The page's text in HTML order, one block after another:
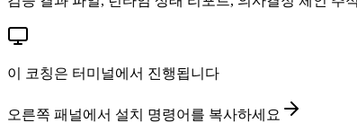
이 코칭은 터미널에서 진행됩니다
오른쪽 패널에서 설치 명령어를 복사하세요